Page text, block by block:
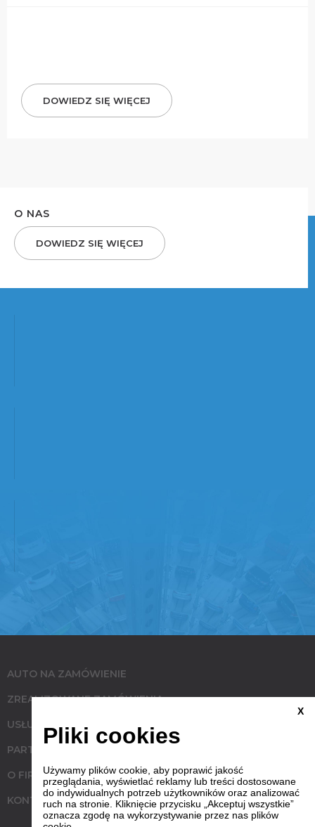
DOWIEDZ SIĘ WIĘCEJ
O NAS
DOWIEDZ SIĘ WIĘCEJ
AUTO NA ZAMÓWIENIE
ZREALIZOWANE ZAMÓWIENIA
USŁUGI
PARTNERZY
O FIRMIE
KONTAKT
X
Pliki cookies
Używamy plików cookie, aby poprawić jakość
przeglądania, wyświetlać reklamy lub treści dostosowane
do indywidualnych potrzeb użytkowników oraz analizować
ruch na stronie. Kliknięcie przycisku „Akceptuj wszystkie”
oznacza zgodę na wykorzystywanie przez nas plików